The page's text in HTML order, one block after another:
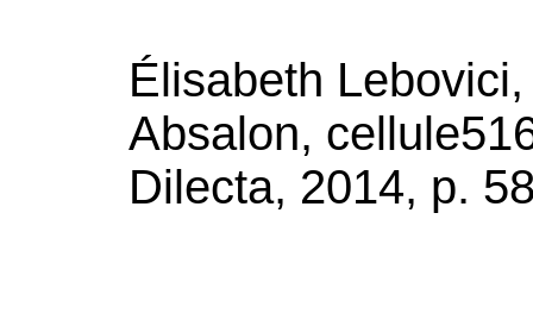
Élisabeth
Absalon,
Dilecta, 2014, p.